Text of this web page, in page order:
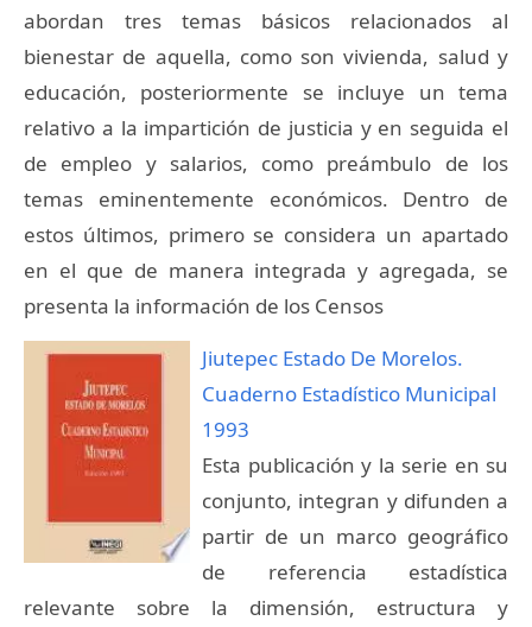
abordan tres temas básicos relacionados al
bienestar de aquella, como son vivienda, salud y
educación, posteriormente se incluye un tema
relativo a la impartición de justicia y en seguida el
de empleo y salarios, como preámbulo de los
temas eminentemente económicos. Dentro de
estos últimos, primero se considera un apartado
en el que de manera integrada y agregada, se
presenta la información de los Censos
Jiutepec Estado De Morelos.
Cuaderno Estadístico Municipal
1993
Esta publicación y la serie en su
conjunto, integran y difunden a
partir de un marco geográfico
de referencia estadística
relevante sobre la dimensión, estructura y